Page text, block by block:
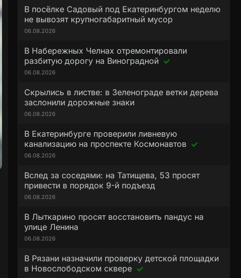
В посёлке Садовый под Екатеринбургом неделю
не вывозят крупногабаритный мусор
06.08.2026
В Набережных Челнах отремонтировали
разбитую дорогу на Виноградной
06.08.2026
Скрылись в листве: в Зеленограде ветки дерева
заслонили дорожные знаки
06.08.2026
В Екатеринбурге проверили ливневую
канализацию на проспекте Космонавтов
06.08.2026
Вслед за соседями: на Татищева, 53 просят
привести в порядок 9-й подъезд
06.08.2026
В Лыткарино просят восстановить пандус на
улице Ленина
06.08.2026
В Рязани назначили проверку детской площадки
в Новослободском сквере